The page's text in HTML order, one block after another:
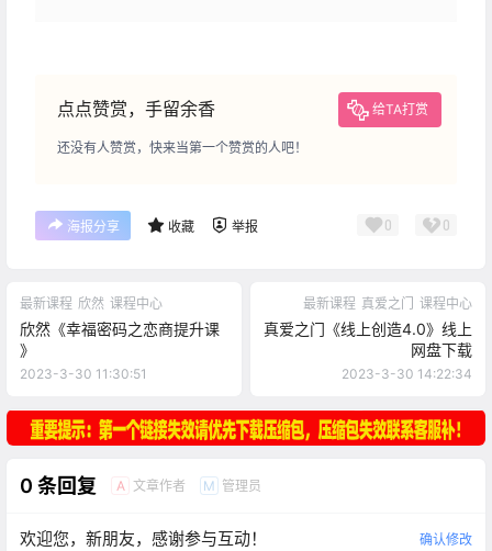
点点赞赏，手留余香 给TA打赏
还没有人赞赏，快来当第一个赞赏的人吧！
海报分享 收藏 举报 0 0
最新课程 欣然 课程中心
欣然《幸福密码之恋商提升课
》
2023-3-30 11:30:51
最新课程 真爱之门 课程中心
真爱之门《线上创造4.0》线上
网盘下载
2023-3-30 14:22:34
0 条回复 A 文章作者 M 管理员
欢迎您，新朋友，感谢参与互动！ 确认修改